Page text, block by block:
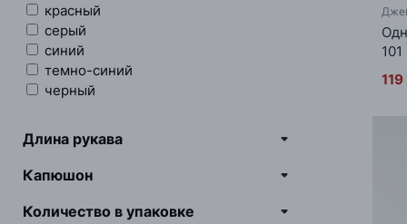
W29 L32
W30 L30
W30 L32
W30 L34
W31 L30
W31 L34
W32 L30
красный
серый
синий
темно-синий
черный
Длина рукава
Капюшон
Количество в упаковке
101
119